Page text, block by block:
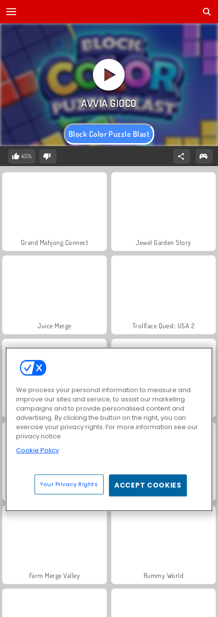
Block Color Puzzle Blast
45%
Grand Mahjong Connect Jewel Garden Story
Juice Merge Trollface Quest: USA 2
Masha and the Bear: Meadows Scala 40
Solitaire Social
Farm Merge Valley Rummy World
We process your personal information to measure and
improve our sites and service, to assist our marketing
campaigns and to provide personalised content and
advertising. By clicking the button on the right, you can
exercise your privacy rights. For more information see our
privacy notice
Cookie Policy
Your Privacy Rights ACCEPT COOKIES